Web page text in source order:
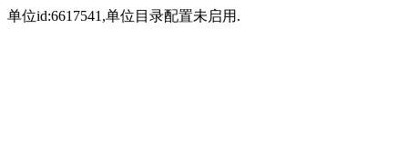
单位id:6617541,单位目录配置未启用.